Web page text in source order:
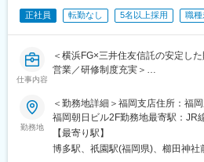
現場の担当者向けに勉強会を開催
つための提案ノウハウを伝授。現
社ローンが自然と選ばれる環境を
◆案件の着実な完遂（実行支援）：
審査を通った案件が他社に流れな
があれば自ら解決策を提示し、社
行って、確実な成約に結びつけま
◆お客様への直接コンサルティング
ローン相談会などで、お客様のラ
正社員 転勤なし 5名以上採用 職種
仕事内容
＜横浜FG×三井住友信託の安定し
営業／研修制度充実＞
当社は、横浜銀行を中核とする横
出資する、不動産担保融資に特化
■業務概要：
総合職社員Gaコースとしての採用
勤務地
＜勤務地詳細＞福岡支店住所：福
福岡朝日ビル2F勤務地最寄駅：JR
内喫煙可能場所あり変更の範囲：無
【最寄り駅】
博多駅、祇園駅(福岡県)、櫛田神社